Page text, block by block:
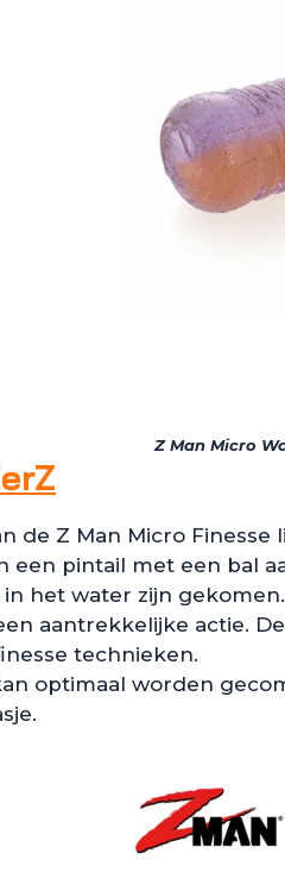
Z Man Micro
de Z Man Micro
een pintail met een bal
het water zijn
aantrekkelijke actie.
technieken.
optimaal worden